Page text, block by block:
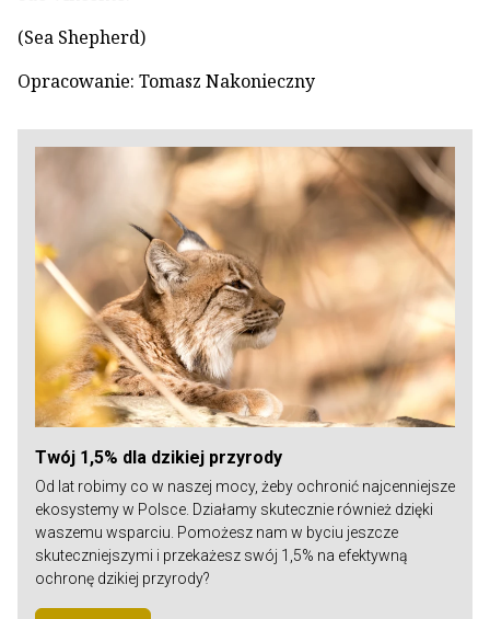
(Sea Shepherd)
Opracowanie: Tomasz Nakonieczny
Twój 1,5% dla dzikiej przyrody
Od lat robimy co w naszej mocy, żeby ochronić najcenniejsze
ekosystemy w Polsce. Działamy skutecznie również dzięki
waszemu wsparciu. Pomożesz nam w byciu jeszcze
skuteczniejszymi i przekażesz swój 1,5% na efektywną
ochronę dzikiej przyrody?